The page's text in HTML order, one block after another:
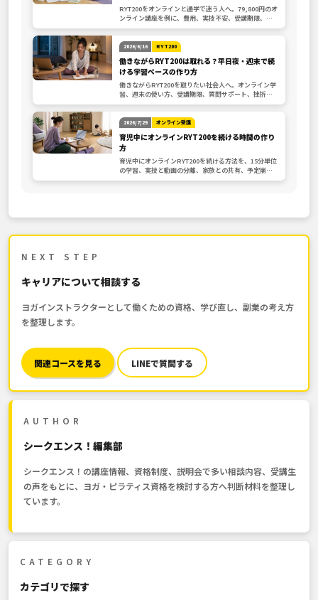
RYT200をオンラインと通学で迷う人へ。79,800円のオ
ンライン講座を例に、費用、実技不安、受講期限、質
問サポート、生活別の選び方を整理します。
2026/6/16 RYT200
働きながらRYT200は取れる？平日夜・週末で続
ける学習ペースの作り方
働きながらRYT200を取りたい社会人へ。オンライン学
習、週末の使い方、受講期限、質問サポート、挫折し
ないペース設計、申込前確認を整理します。
2026/7/29 オンライン受講
育児中にオンラインRYT200を続ける時間の作り
方
育児中にオンラインRYT200を続ける方法を、15分単位
の学習、実技と動画の分離、家族との共有、予定崩れ
からの再開、講座選びの確認項目に分けて解説します。
NEXT STEP
キャリアについて相談する
ヨガインストラクターとして働くための資格、学び直し、副業の考え方
を整理します。
関連コースを見る LINEで質問する
AUTHOR
シークエンス！編集部
シークエンス！の講座情報、資格制度、説明会で多い相談内容、受講生
の声をもとに、ヨガ・ピラティス資格を検討する方へ判断材料を整理し
ています。
CATEGORY
カテゴリで探す